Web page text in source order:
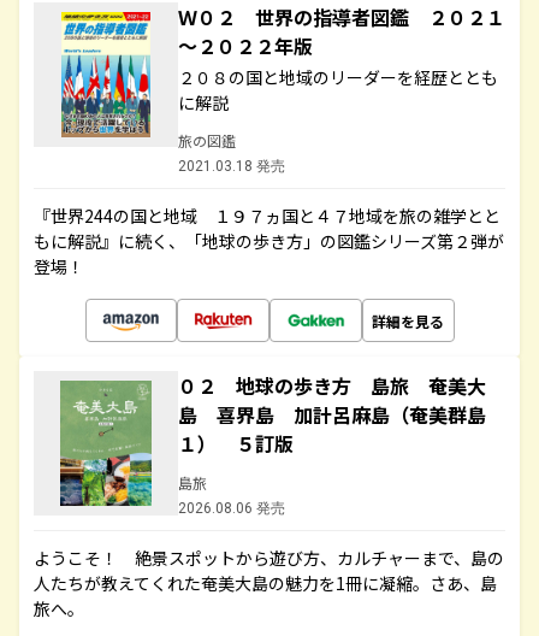
Ｗ０２ 世界の指導者図鑑 ２０２１
～２０２２年版
２０８の国と地域のリーダーを経歴ととも
に解説
旅の図鑑
2021.03.18 発売
『世界244の国と地域 １９７ヵ国と４７地域を旅の雑学とと
もに解説』に続く、「地球の歩き方」の図鑑シリーズ第２弾が
登場！
詳細を見る
０２ 地球の歩き方 島旅 奄美大
島 喜界島 加計呂麻島（奄美群島
１） ５訂版
島旅
2026.08.06 発売
ようこそ！ 絶景スポットから遊び方、カルチャーまで、島の
人たちが教えてくれた奄美大島の魅力を1冊に凝縮。さあ、島
旅へ。